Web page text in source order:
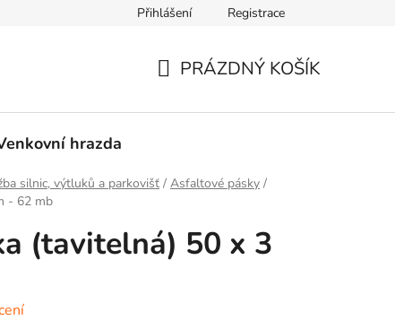
Přihlášení Registrace
PRÁZDNÝ KOŠÍK
hrazda
silnic, výtluků a parkovišť / Asfaltové pásky /
- 62 mb
(tavitelná) 50 x 3